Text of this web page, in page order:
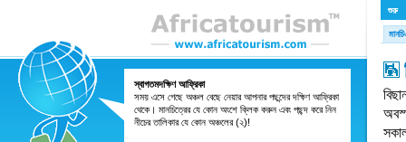
স্বাগতমদক্ষিণ আফ্রিকা
সময় এসে গেছে অঞ্চল বেছে নেয়ার আপনার পছন্দের দক্ষিণ আফ্রিকা
থেকে। মানচিত্রের যে কোন অংশে ক্লিক করুন এবং পছন্দ করে নিন
নীচের তালিকার যে কোন অঞ্চলের (২)!
শুরু